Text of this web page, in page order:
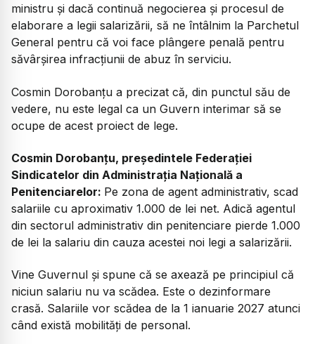
ministru și dacă continuă negocierea și procesul de
elaborare a legii salarizării, să ne întâlnim la Parchetul
General pentru că voi face plângere penală pentru
săvârșirea infracțiunii de abuz în serviciu.
Cosmin Dorobanțu a precizat că, din punctul său de
vedere, nu este legal ca un Guvern interimar să se
ocupe de acest proiect de lege.
Cosmin Dorobanțu, președintele Federației
Sindicatelor din Administrația Națională a
Penitenciarelor: Pe zona de agent administrativ, scad
salariile cu aproximativ 1.000 de lei net. Adică agentul
din sectorul administrativ din penitenciare pierde 1.000
de lei la salariu din cauza acestei noi legi a salarizării.
Vine Guvernul și spune că se axează pe principiul că
niciun salariu nu va scădea. Este o dezinformare
crasă. Salariile vor scădea de la 1 ianuarie 2027 atunci
când există mobilități de personal.